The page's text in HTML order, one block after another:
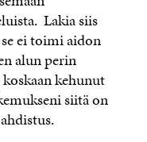
Lakia siis
ei toimi aidon
alun perin
kehunut
siitä on